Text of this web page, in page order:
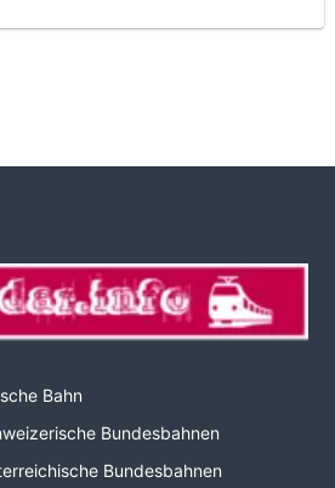
Bahn
Bundesbahnen
Bundesbahnen